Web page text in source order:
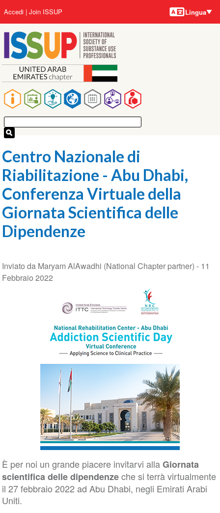
al
contenuto
principale
Main
navigation
User
account
menu
Accedi Join ISSUP Lingue
Lingua
Centro Nazionale di
Riabilitazione - Abu Dhabi,
Conferenza Virtuale della
Giornata Scientifica delle
Dipendenze
Inviato da Maryam AlAwadhi (National Chapter partner) - 11
Febbraio 2022
È per noi un grande piacere invitarvi allaGiornata
scientifica delle dipendenzeche si terrà virtualmente
il 27 febbraio 2022 ad Abu Dhabi, negli Emirati Arabi
Uniti.